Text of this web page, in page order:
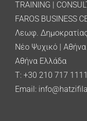
TRAINING |
FAROS BUSINESS
Λεωφ.
Νέο Ψυχικό | Αθήνα
Αθήνα Ελλάδα
T: +30 210 717 1111
Email: